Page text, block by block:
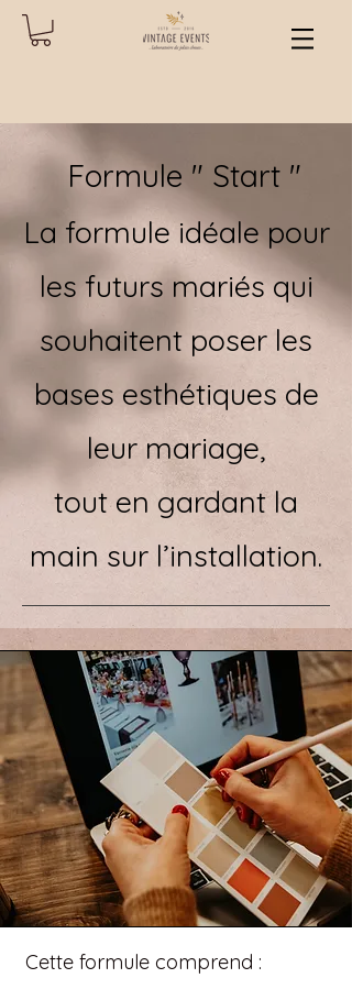
Formule " Start "
La formule idéale pour
les futurs mariés qui
souhaitent poser les
bases esthétiques de
leur mariage,
tout en gardant la
main sur l’installation.
Cette formule comprend :